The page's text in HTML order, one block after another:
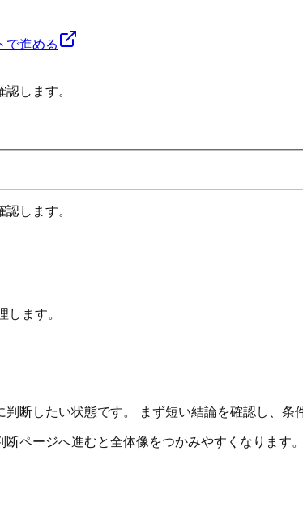
で進める
します。
します。
ます。
断したい状態です。 まず短い結論を確認し、
ページへ進むと全体像をつかみやすくなります。